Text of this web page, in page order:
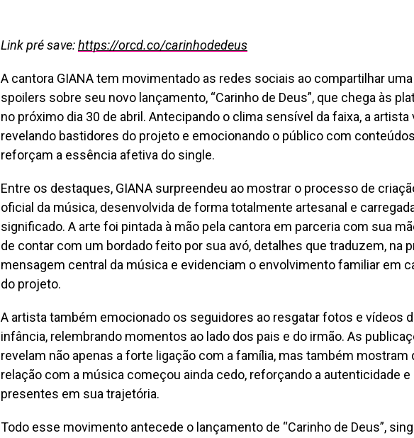
Link pré save:https://orcd.co/carinhodedeus
A cantora GIANA tem movimentado as redes sociais ao compartilhar
spoilers sobre seu novo lançamento, “Carinho de Deus”, que chega às
no próximo dia 30 de abril. Antecipando o clima sensível da faixa, a artista
revelando bastidores do projeto e emocionando o público com
reforçam a essência afetiva do single.
Entre os destaques, GIANA surpreendeu ao mostrar o processo de
oficial da música, desenvolvida de forma totalmente artesanal e
significado. A arte foi pintada à mão pela cantora em parceria com sua
de contar com um bordado feito por sua avó, detalhes que traduzem, na
mensagem central da música e evidenciam o envolvimento familiar em
do projeto.
A artista também emocionado os seguidores ao resgatar fotos e vídeos
infância, relembrando momentos ao lado dos pais e do irmão. As
revelam não apenas a forte ligação com a família, mas também mostram
relação com a música começou ainda cedo, reforçando a autenticidade e
presentes em sua trajetória.
Todo esse movimento antecede o lançamento de “Carinho de Deus”,